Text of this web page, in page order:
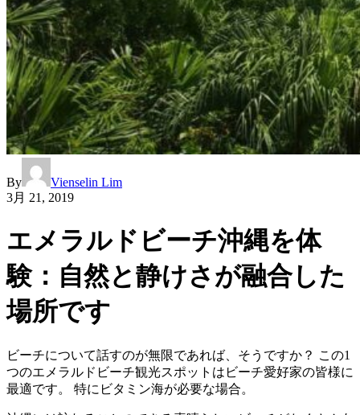
By
Vienselin Lim
3月 21, 2019
エメラルドビーチ沖縄を体
験：自然と静けさが融合した
場所です
ビーチについて話すのが無限であれば、そうですか？ この1
つのエメラルドビーチ観光スポットはビーチ愛好家の皆様に
最適です。 特にビタミン海が必要な場合。